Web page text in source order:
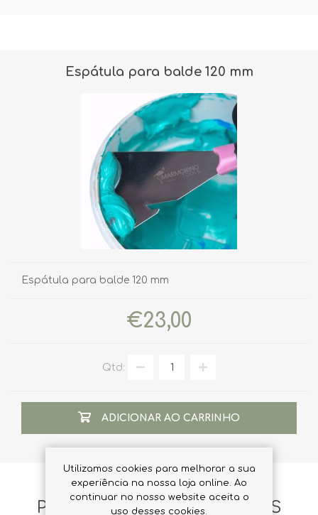
Espátula para balde 120 mm
Espátula para balde 120 mm
€23,00
Qtd:
ADICIONAR AO CARRINHO
PRODUTOS RELACIONADOS
Utilizamos cookies para melhorar a sua
experiência na nossa loja online. Ao
continuar no nosso website aceita o
uso desses cookies.